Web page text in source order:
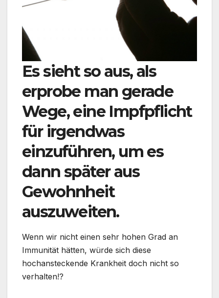
Es sieht so aus, als
erprobe man gerade
Wege, eine Impfpflicht
für irgendwas
einzuführen, um es
dann später aus
Gewohnheit
auszuweiten.
Wenn wir nicht einen sehr hohen Grad an
Immunität hätten, würde sich diese
hochansteckende Krankheit doch nicht so
verhalten!?